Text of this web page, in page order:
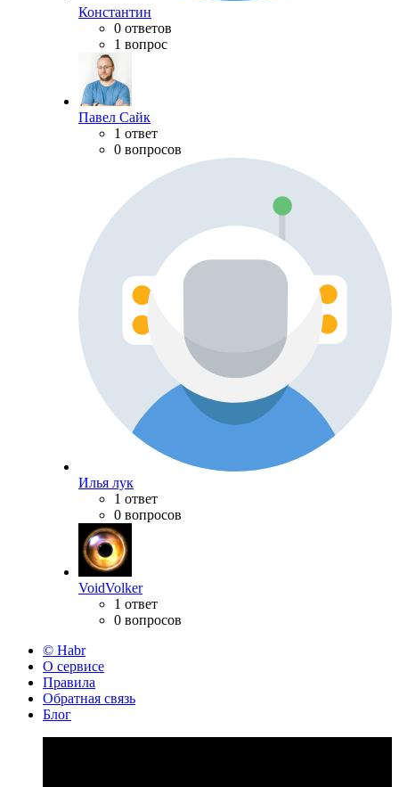
Константин
0 ответов
1 вопрос
Павел Сайк
1 ответ
0 вопросов
Илья лук
1 ответ
0 вопросов
VoidVolker
1 ответ
0 вопросов
© Habr
О сервисе
Правила
Обратная связь
Блог